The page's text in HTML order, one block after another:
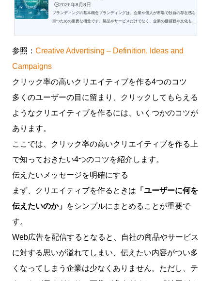
🕒️2026年8月8日
ブランディングの基本概念ブランディングは、企業や個人が市場で独自の存在感を
持つための重要な概念です。製品やサービスだけでなく、企業の価値観や文化も含
ためのイメージや価値を構築するプロセスです。企業の名前、ロゴ、デザイン、メ
参照： Creative Advertising – Definition, Ideas and
Campaigns
クリック率の高いクリエイティブを作る4つのコツ
多くのユーザーの目に留まり、クリックしてもらえる
ようなクリエイティブを作るには、いくつかのコツが
あります。
ここでは、クリック率の高いクリエイティブを作る上
で知っておきたい4つのコツを紹介します。
伝えたいメッセージを明確にする
まず、クリエイティブを作るときは 「ユーザーに何を
伝えたいのか」 をシンプルにまとめることが重要で
す。
Web広告を配信するとなると、自社の商品やサービス
に対する思いが溢れてしまい、伝えたい内容がつい多
くなってしまう企業は少なくありません。ただし、テ